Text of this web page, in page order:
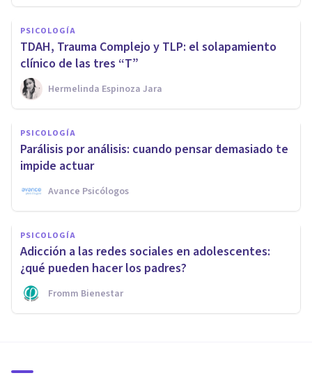
PSICOLOGÍA
TDAH, Trauma Complejo y TLP: el solapamiento
clínico de las tres “T”
Hermelinda Espinoza Jara
PSICOLOGÍA
Parálisis por análisis: cuando pensar demasiado te
impide actuar
Avance Psicólogos
PSICOLOGÍA
Adicción a las redes sociales en adolescentes:
¿qué pueden hacer los padres?
Fromm Bienestar